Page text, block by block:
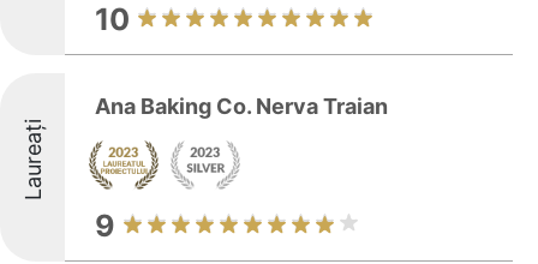
10
Laureați
Ana Baking Co. Nerva Traian
9